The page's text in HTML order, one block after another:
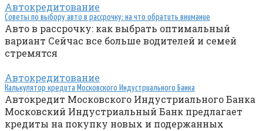
Автокредитование
Советы по выбору авто в рассрочку: на что обратить внимание
Авто в рассрочку: как выбрать оптимальный
вариант Сейчас все больше водителей и семей
стремятся
Автокредитование
Калькулятор кредита Московского Индустриального Банка
Автокредит Московского Индустриального Банка
Московский Индустриальный Банк предлагает
кредиты на покупку новых и подержанных